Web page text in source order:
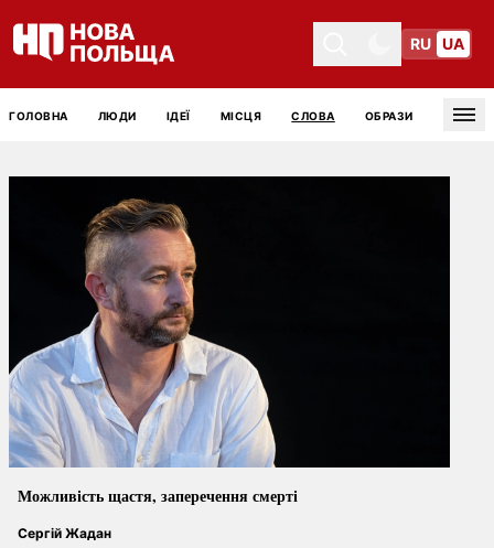
Toggle themeToggle theme
RU UA
ГОЛОВНА ЛЮДИ ІДЕЇ МІСЦЯ СЛОВА ОБРАЗИ
Можливість щастя, заперечення смерті
Сергій Жадан